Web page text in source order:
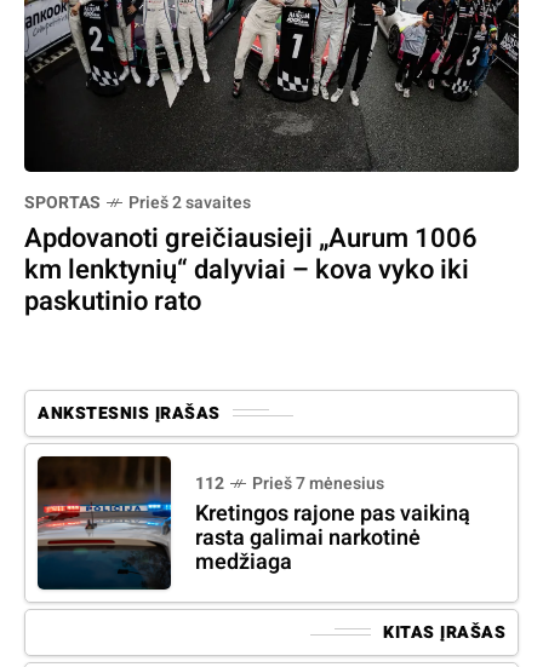
SPORTAS Prieš 2 savaites
Apdovanoti greičiausieji „Aurum 1006
km lenktynių“ dalyviai – kova vyko iki
paskutinio rato
ANKSTESNIS ĮRAŠAS
112 Prieš 7 mėnesius
Kretingos rajone pas vaikiną
rasta galimai narkotinė
medžiaga
KITAS ĮRAŠAS